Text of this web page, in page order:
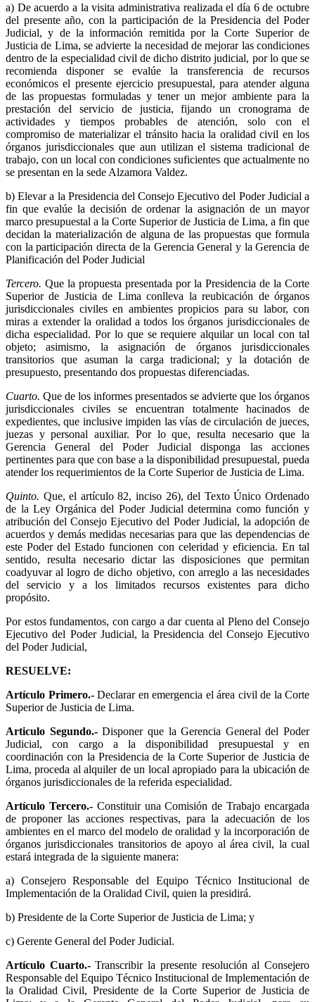
a) De acuerdo a la visita administrativa realizada el día 6 de octubre
del presente año, con la participación de la Presidencia del Poder
Judicial, y de la información remitida por la Corte Superior de
Justicia de Lima, se advierte la necesidad de mejorar las condiciones
dentro de la especialidad civil de dicho distrito judicial, por lo que se
recomienda disponer se evalúe la transferencia de recursos
económicos el presente ejercicio presupuestal, para atender alguna
de las propuestas formuladas y tener un mejor ambiente para la
prestación del servicio de justicia, fijando un cronograma de
actividades y tiempos probables de atención, solo con el
compromiso de materializar el tránsito hacia la oralidad civil en los
órganos jurisdiccionales que aun utilizan el sistema tradicional de
trabajo, con un local con condiciones suficientes que actualmente no
se presentan en la sede Alzamora Valdez.
b) Elevar a la Presidencia del Consejo Ejecutivo del Poder Judicial a
fin que evalúe la decisión de ordenar la asignación de un mayor
marco presupuestal a la Corte Superior de Justicia de Lima, a fin que
decidan la materialización de alguna de las propuestas que formula
con la participación directa de la Gerencia General y la Gerencia de
Planificación del Poder Judicial
Tercero. Que la propuesta presentada por la Presidencia de la Corte
Superior de Justicia de Lima conlleva la reubicación de órganos
jurisdiccionales civiles en ambientes propicios para su labor, con
miras a extender la oralidad a todos los órganos jurisdiccionales de
dicha especialidad. Por lo que se requiere alquilar un local con tal
objeto; asimismo, la asignación de órganos jurisdiccionales
transitorios que asuman la carga tradicional; y la dotación de
presupuesto, presentando dos propuestas diferenciadas.
Cuarto. Que de los informes presentados se advierte que los órganos
jurisdiccionales civiles se encuentran totalmente hacinados de
expedientes, que inclusive impiden las vías de circulación de jueces,
juezas y personal auxiliar. Por lo que, resulta necesario que la
Gerencia General del Poder Judicial disponga las acciones
pertinentes para que con base a la disponibilidad presupuestal, pueda
atender los requerimientos de la Corte Superior de Justicia de Lima.
Quinto. Que, el artículo 82, inciso 26), del Texto Único Ordenado
de la Ley Orgánica del Poder Judicial determina como función y
atribución del Consejo Ejecutivo del Poder Judicial, la adopción de
acuerdos y demás medidas necesarias para que las dependencias de
este Poder del Estado funcionen con celeridad y eficiencia. En tal
sentido, resulta necesario dictar las disposiciones que permitan
coadyuvar al logro de dicho objetivo, con arreglo a las necesidades
del servicio y a los limitados recursos existentes para dicho
propósito.
Por estos fundamentos, con cargo a dar cuenta al Pleno del Consejo
Ejecutivo del Poder Judicial, la Presidencia del Consejo Ejecutivo
del Poder Judicial,
RESUELVE:
Artículo Primero.-Declarar en emergencia el área civil de la Corte
Superior de Justicia de Lima.
Articulo Segundo.-Disponer que la Gerencia General del Poder
Judicial, con cargo a la disponibilidad presupuestal y en
coordinación con la Presidencia de la Corte Superior de Justicia de
Lima, proceda al alquiler de un local apropiado para la ubicación de
órganos jurisdiccionales de la referida especialidad.
Artículo Tercero.-Constituir una Comisión de Trabajo encargada
de proponer las acciones respectivas, para la adecuación de los
ambientes en el marco del modelo de oralidad y la incorporación de
órganos jurisdiccionales transitorios de apoyo al área civil, la cual
estará integrada de la siguiente manera:
a) Consejero Responsable del Equipo Técnico Institucional de
Implementación de la Oralidad Civil, quien la presidirá.
b) Presidente de la Corte Superior de Justicia de Lima; y
c) Gerente General del Poder Judicial.
Artículo Cuarto.-Transcribir la presente resolución al Consejero
Responsable del Equipo Técnico Institucional de Implementación de
la Oralidad Civil, Presidente de la Corte Superior de Justicia de